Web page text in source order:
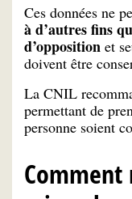
Ces données ne
à d’autres fins
d’opposition et
doivent être
La CNIL
permettant de
personne soient